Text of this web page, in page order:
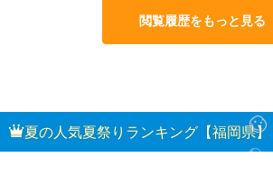
閲覧履歴をもっと見る
夏の人気夏祭りランキング【福岡県】